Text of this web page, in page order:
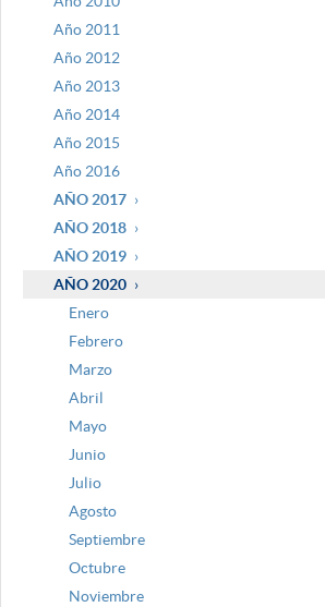
Año 2011
Año 2012
Año 2013
Año 2014
Año 2015
Año 2016
AÑO 2017
AÑO 2018
AÑO 2019
AÑO 2020
Enero
Febrero
Marzo
Abril
Mayo
Junio
Julio
Agosto
Septiembre
Octubre
Noviembre